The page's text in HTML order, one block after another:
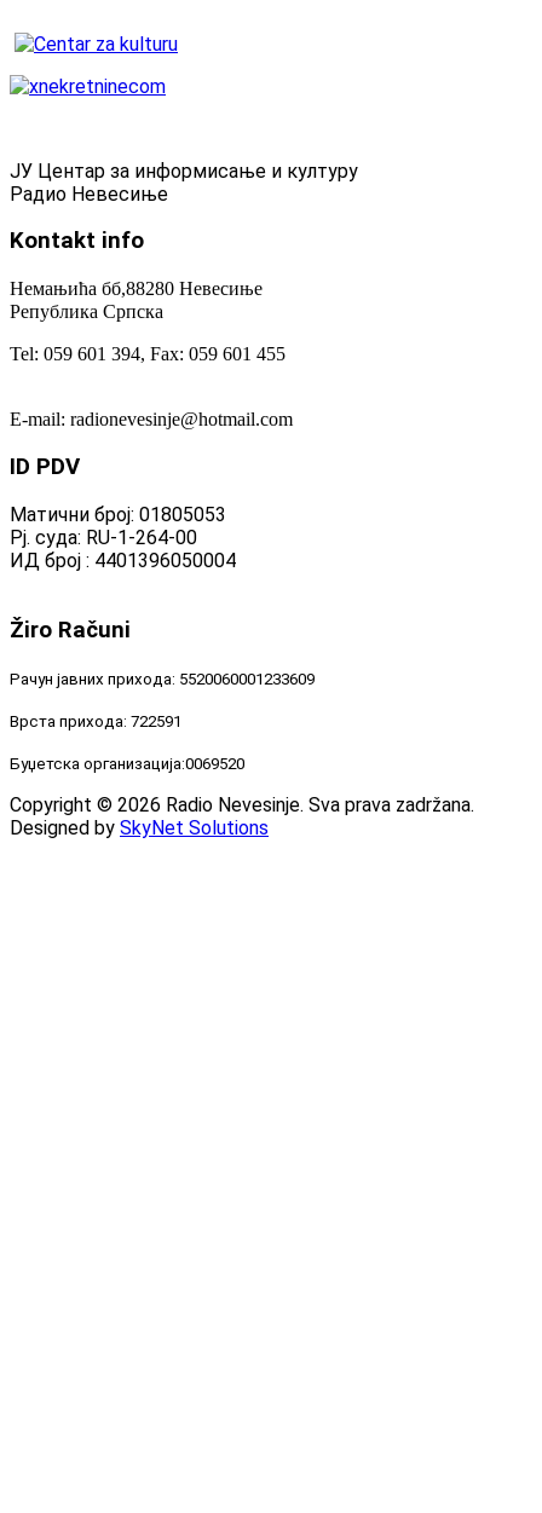
ЈУ Центар за информисање и културу
Радио Невесиње
Kontakt info
Немањића бб,88280 Невесиње
Република Српска
Tel: 059 601 394, Fax: 059 601 455
E-mail: radionevesinje@hotmail.com
ID PDV
Матични број: 01805053
Рј. суда: RU-1-264-00
ИД број : 4401396050004
Žiro Računi
Рачун јавних прихода: 5520060001233609
Врста прихода: 722591
Буџетска организација:0069520
Copyright © 2026 Radio Nevesinje. Sva prava zadržana.
Designed by SkyNet Solutions